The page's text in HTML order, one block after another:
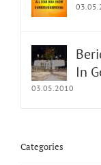
In
03.05.2010
Categories